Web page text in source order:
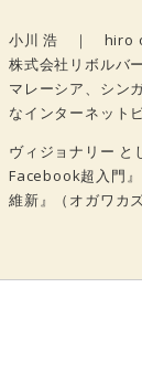
小川 浩 ｜ hiro
株式会社リボルバ
マレーシア、シン
なインターネット
ヴィジョナリー と
Facebook超入門
維新』（オガワカ